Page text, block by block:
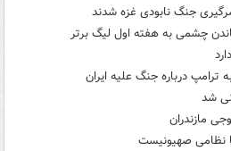
جنگ نابودی غزه شدند
چشمی به هفته اول لیگ برتر
ترامپ درباره جنگ علیه ایران
شد
مازندران
نظامی صهیونیست